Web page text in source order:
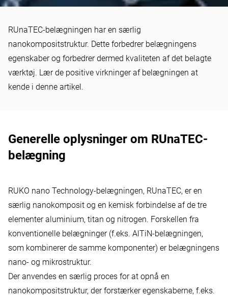
RUnaTEC: RUKO nano
Technology-belægning
RUnaTEC-belægningen har en særlig
nanokompositstruktur. Dette forbedrer belægningens
egenskaber og forbedrer dermed kvaliteten af det belagte
værktøj. Lær de positive virkninger af belægningen at
kende i denne artikel.
Generelle oplysninger om RUnaTEC-
belægning
RUKO nano Technology-belægningen, RUnaTEC, er en
særlig nanokomposit og en kemisk forbindelse af de tre
elementer aluminium, titan og nitrogen. Forskellen fra
konventionelle belægninger (f.eks. AlTiN-belægningen,
som kombinerer de samme komponenter) er belægningens
nano- og mikrostruktur.
Der anvendes en særlig proces for at opnå en
nanokompositstruktur, der forstærker egenskaberne, f.eks.